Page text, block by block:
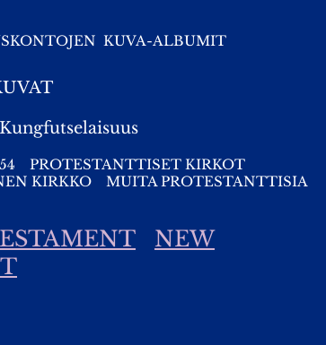
KUVA-ALBUMIT
Kungfutselaisuus
PROTESTANTTISET KIRKOT
KIRKKO
MUITA PROTESTANTTISIA
NEW